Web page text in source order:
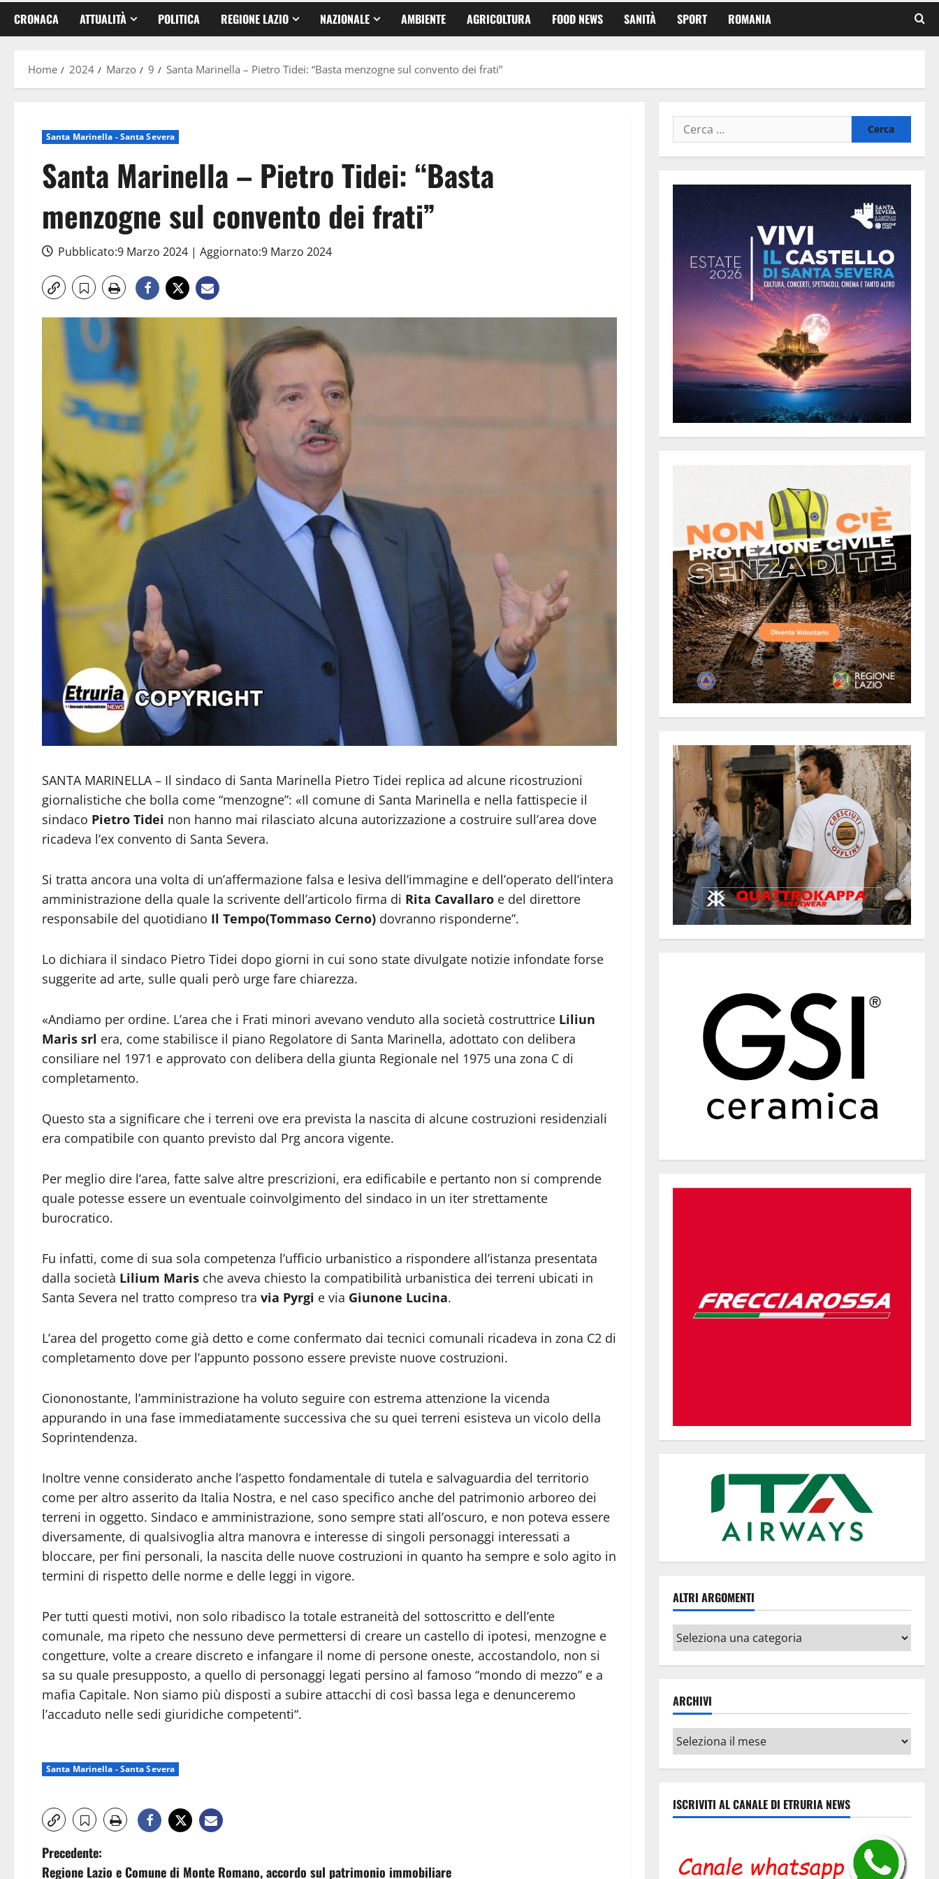
CRONACA ATTUALITÀ POLITICA REGIONE LAZIO NAZIONALE AMBIENTE AGRICOLTURA FOOD NEWS SANITÀ SPORT ROMANIA
Home 2024 Marzo 9 Santa Marinella – Pietro Tidei: “Basta menzogne sul convento dei frati”
Santa Marinella - Santa Severa
Santa Marinella – Pietro Tidei: “Basta
menzogne sul convento dei frati”
Pubblicato:9 Marzo 2024 | Aggiornato:9 Marzo 2024
SANTA MARINELLA – Il sindaco di Santa Marinella Pietro Tidei replica ad alcune ricostruzioni
giornalistiche che bolla come “menzogne”: «Il comune di Santa Marinella e nella fattispecie il
sindaco Pietro Tidei non hanno mai rilasciato alcuna autorizzazione a costruire sull’area dove
ricadeva l’ex convento di Santa Severa.
Si tratta ancora una volta di un’affermazione falsa e lesiva dell’immagine e dell’operato dell’intera
amministrazione della quale la scrivente dell’articolo firma di Rita Cavallaro e del direttore
responsabile del quotidiano Il Tempo(Tommaso Cerno) dovranno risponderne”.
Lo dichiara il sindaco Pietro Tidei dopo giorni in cui sono state divulgate notizie infondate forse
suggerite ad arte, sulle quali però urge fare chiarezza.
«Andiamo per ordine. L’area che i Frati minori avevano venduto alla società costruttrice Liliun
Maris srl era, come stabilisce il piano Regolatore di Santa Marinella, adottato con delibera
consiliare nel 1971 e approvato con delibera della giunta Regionale nel 1975 una zona C di
completamento.
Questo sta a significare che i terreni ove era prevista la nascita di alcune costruzioni residenziali
era compatibile con quanto previsto dal Prg ancora vigente.
Per meglio dire l’area, fatte salve altre prescrizioni, era edificabile e pertanto non si comprende
quale potesse essere un eventuale coinvolgimento del sindaco in un iter strettamente
burocratico.
Fu infatti, come di sua sola competenza l’ufficio urbanistico a rispondere all’istanza presentata
dalla società Lilium Maris che aveva chiesto la compatibilità urbanistica dei terreni ubicati in
Santa Severa nel tratto compreso tra via Pyrgi e via Giunone Lucina.
L’area del progetto come già detto e come confermato dai tecnici comunali ricadeva in zona C2 di
completamento dove per l’appunto possono essere previste nuove costruzioni.
Ciononostante, l’amministrazione ha voluto seguire con estrema attenzione la vicenda
appurando in una fase immediatamente successiva che su quei terreni esisteva un vicolo della
Soprintendenza.
Inoltre venne considerato anche l’aspetto fondamentale di tutela e salvaguardia del territorio
come per altro asserito da Italia Nostra, e nel caso specifico anche del patrimonio arboreo dei
terreni in oggetto. Sindaco e amministrazione, sono sempre stati all’oscuro, e non poteva essere
diversamente, di qualsivoglia altra manovra e interesse di singoli personaggi interessati a
bloccare, per fini personali, la nascita delle nuove costruzioni in quanto ha sempre e solo agito in
termini di rispetto delle norme e delle leggi in vigore.
Per tutti questi motivi, non solo ribadisco la totale estraneità del sottoscritto e dell’ente
comunale, ma ripeto che nessuno deve permettersi di creare un castello di ipotesi, menzogne e
congetture, volte a creare discreto e infangare il nome di persone oneste, accostandolo, non si
sa su quale presupposto, a quello di personaggi legati persino al famoso “mondo di mezzo” e a
mafia Capitale. Non siamo più disposti a subire attacchi di così bassa lega e denunceremo
l’accaduto nelle sedi giuridiche competenti“.
Santa Marinella - Santa Severa
N
Precedente:
Regione Lazio e Comune di Monte Romano, accordo sul patrimonio immobiliare
Ricerca
per:
ALTRI ARGOMENTI
Altri
argomenti
ARCHIVI
Archivi
ISCRIVITI AL CANALE DI ETRURIA NEWS